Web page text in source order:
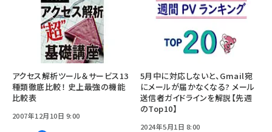
アクセス解析ツール＆サービス13
種類徹底比較！ 史上最強の機能
比較表
2007年12月10日 9:00
5月中に対応しないと、Gmail宛
にメールが届かなくなる? メール
送信者ガイドラインを解説【先週
のTop10】
2024年5月1日 8:00